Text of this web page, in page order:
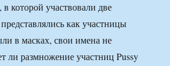
которой участвовали две
как участницы
в масках, свои имена не
ли размножение участниц Pussy